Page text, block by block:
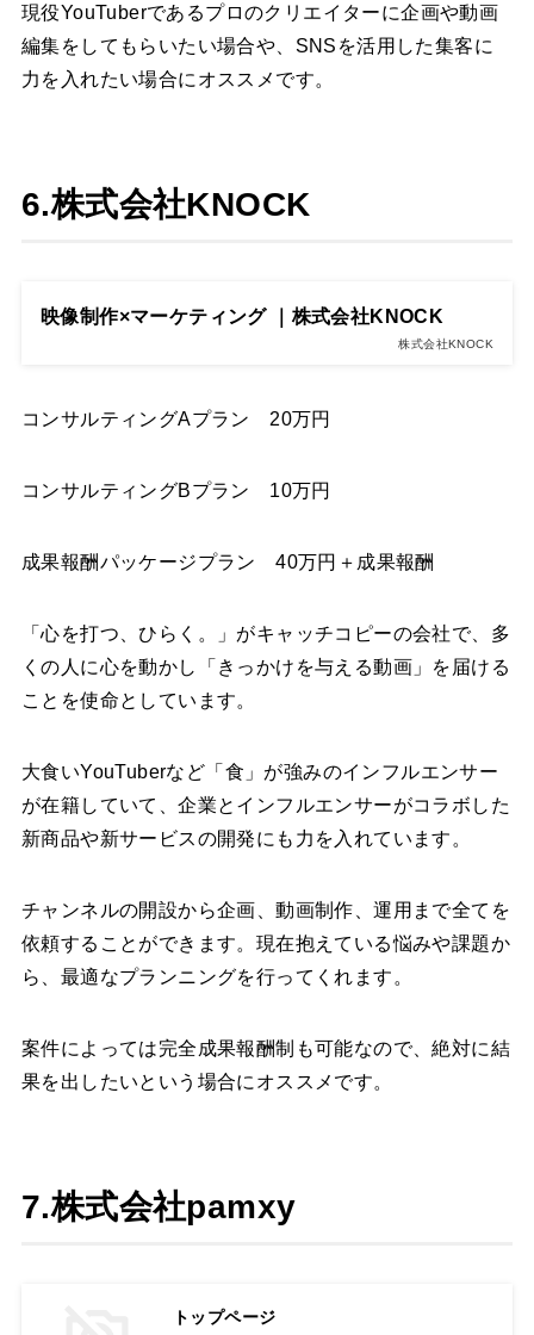
現役YouTuberであるプロのクリエイターに企画や動画
編集をしてもらいたい場合や、SNSを活用した集客に
力を入れたい場合にオススメです。
6.株式会社KNOCK
映像制作×マーケティング ｜株式会社KNOCK
株式会社KNOCK
コンサルティングAプラン 20万円
コンサルティングBプラン 10万円
成果報酬パッケージプラン 40万円＋成果報酬
「心を打つ、ひらく。」がキャッチコピーの会社で、多
くの人に心を動かし「きっかけを与える動画」を届ける
ことを使命としています。
大食いYouTuberなど「食」が強みのインフルエンサー
が在籍していて、企業とインフルエンサーがコラボした
新商品や新サービスの開発にも力を入れています。
チャンネルの開設から企画、動画制作、運用まで全てを
依頼することができます。現在抱えている悩みや課題か
ら、最適なプランニングを行ってくれます。
案件によっては完全成果報酬制も可能なので、絶対に結
果を出したいという場合にオススメです。
7.株式会社pamxy
トップページ